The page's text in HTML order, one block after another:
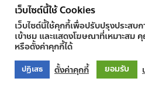
เว็บไซต์นี้ใช้ Cookies
เว็บไซต์นี้ใช้คุกกี้เพื่อปรับปรุงประสบก
เข้าชม และแสดงโฆษณาที่เหมาะสม
หรือตั้งค่าคุกกี้ได้
ปฏิเสธ ตั้งค่าคุกกี้ ยอมรับ